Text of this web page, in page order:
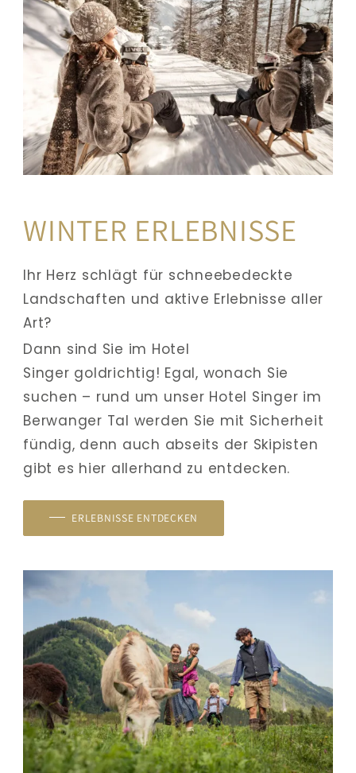
WINTER ERLEBNISSE
Ihr Herz schlägt für schneebedeckte
Landschaften und aktive Erlebnisse aller
Art?
Dann sind Sie im Hotel
Singer goldrichtig! Egal, wonach Sie
suchen – rund um unser Hotel Singer im
Berwanger Tal werden Sie mit Sicherheit
fündig, denn auch abseits der Skipisten
gibt es hier allerhand zu entdecken.
ERLEBNISSE ENTDECKEN